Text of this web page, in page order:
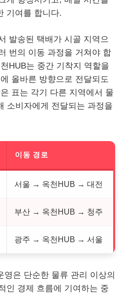
기여를 합니다.
발송된 택배가 시골 지역으
번의 이동 과정을 거쳐야 합
HUB는 중간 기착지 역할을
올바른 방향으로 전달되도
표는 각기 다른 지역에서 물
소비자에게 전달되는 과정을
이동 경로
서울 → 옥천HUB → 대전
부산 → 옥천HUB → 청주
광주 → 옥천HUB → 서울
영은 단순한 물류 관리 이상의
인 경제 흐름에 기여하는 중